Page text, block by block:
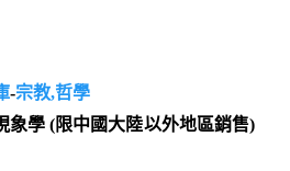
-宗教,哲學
象學 (限中國大陸以外地區銷售)